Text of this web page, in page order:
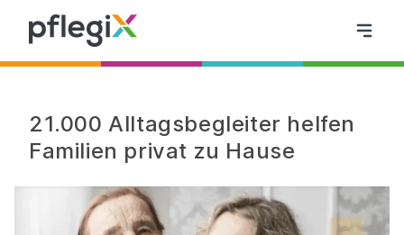
21.000 Alltagsbegleiter helfen
Familien privat zu Hause